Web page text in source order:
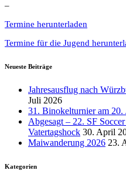
–
Termine herunterladen
Termine für die Jugend
Neueste Beiträge
Jahresausflug nach
Juli 2026
31. Binokelturnier am 20.
Abgesagt – 22. SF
Vatertagshock 30. April
Maiwanderung 2026 23.
Kategorien